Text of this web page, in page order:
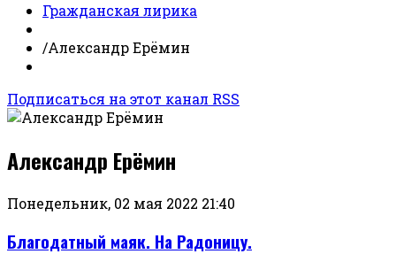
Гражданская лирика
/Александр Ерёмин
Подписаться на этот канал RSS
Александр Ерёмин
Понедельник, 02 мая 2022 21:40
Благодатный маяк. На Радоницу.